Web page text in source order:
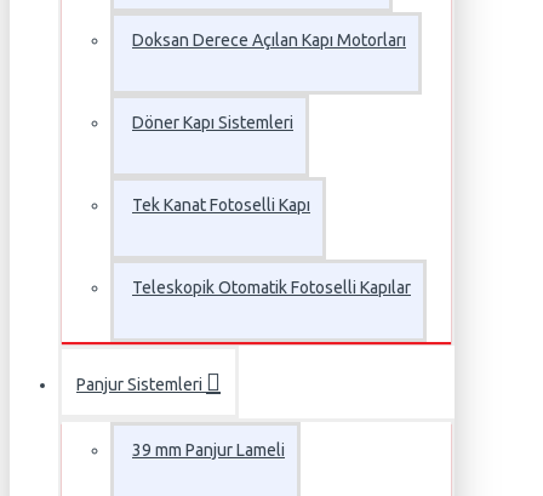
Doksan Derece Açılan Kapı Motorları
Döner Kapı Sistemleri
Tek Kanat Fotoselli Kapı
Teleskopik Otomatik Fotoselli Kapılar
Panjur Sistemleri
39 mm Panjur Lameli